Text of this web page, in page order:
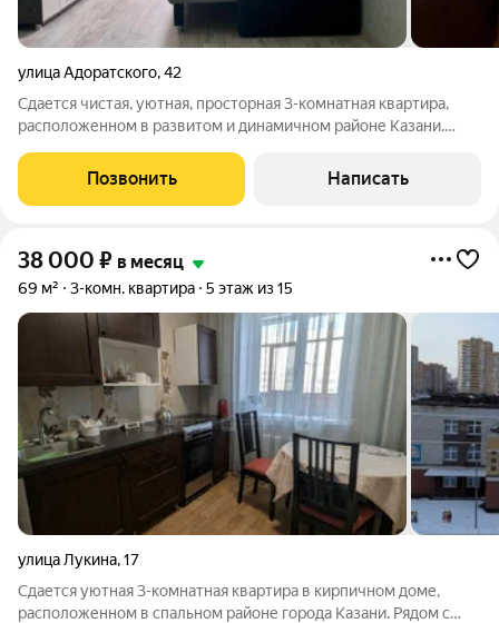
улица Адоратского,42
Сдается чистая, уютная, просторная 3-комнатная квартира,
расположенном в развитом и динамичном районе Казани.
школа, больница, магазины, остановка общественного
транспорта. В квартире сделан
Позвонить Написать
38 000 ₽ в месяц
69 м² 3-комн. квартира 5 этаж из 15
улица Лукина,17
Сдается уютная 3-комнатная квартира в кирпичном доме,
расположенном в спальном районе города Казани. Рядом с